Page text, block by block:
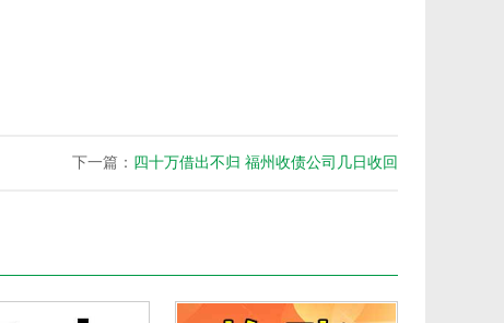
下一篇： 四十万借出不归 福州收债公司几日收回